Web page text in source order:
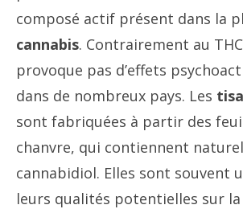
composé actif présent dans la
cannabis. Contrairement au
provoque pas d’effets
dans de nombreux pays. Les
sont fabriquées à partir des
chanvre, qui contiennent
cannabidiol. Elles sont souvent
leurs qualités potentielles sur